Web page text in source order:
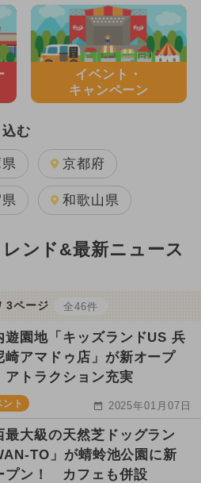
イベント・
キャンペーン
む
京都府
和歌山県
ンド&最新ニュース
3ページ 全46件
遊園地「キッズランドUS 兵
崎アマドゥ店」が新オープ
トラクション充実
ント 2025年01月07日
最大級の天然芝ドッグラン
TO」が蜻蛉池公園に新
プン！ カフェも併設